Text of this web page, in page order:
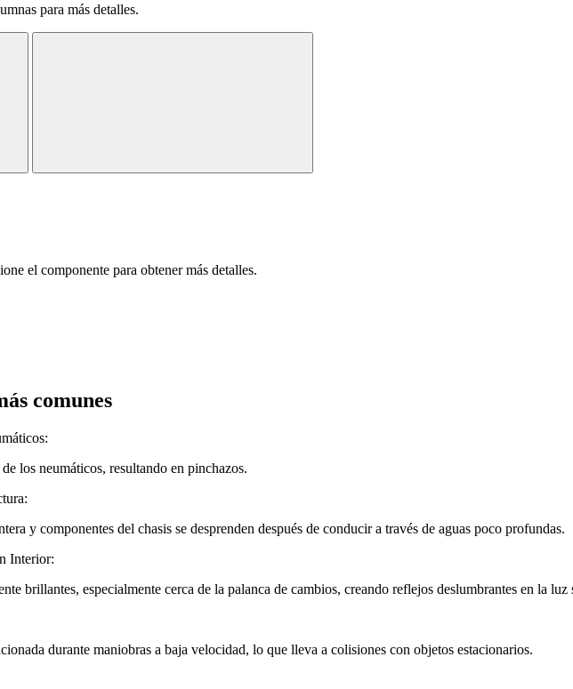
para más detalles.
el componente para obtener más detalles.
comunes
los neumáticos, resultando en pinchazos.
y componentes del chasis se desprenden después de conducir a través de aguas poco profundas.
Interior:
brillantes, especialmente cerca de la palanca de cambios, creando reflejos deslumbrantes en la luz
durante maniobras a baja velocidad, lo que lleva a colisiones con objetos estacionarios.